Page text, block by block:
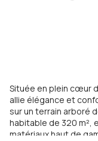
Située en plein cœur
allie élégance et
sur un terrain arboré
habitable de 320 m²,
matériaux haut de